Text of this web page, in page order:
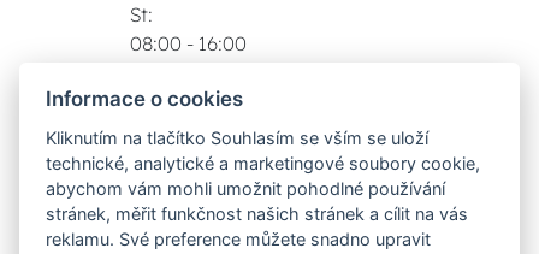
St:
08:00 - 16:00
08:00 - 16:00
Pá:
08:00 - 16:00
Zobrazit na mapě
Možnosti dopravy
Informace o cookies
Kliknutím na tlačítko Souhlasím se vším se uloží
technické, analytické a marketingové soubory cookie,
abychom vám mohli umožnit pohodlné používání
stránek, měřit funkčnost našich stránek a cílit na vás
reklamu. Své preference můžete snadno upravit